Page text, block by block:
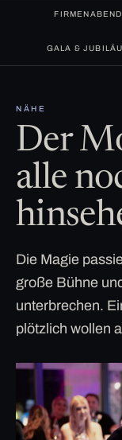
FIRMENABEND
GALA &
NÄHE
Der
alle
Die Magie
große Bühne
unterbrechen.
plötzlich wollen